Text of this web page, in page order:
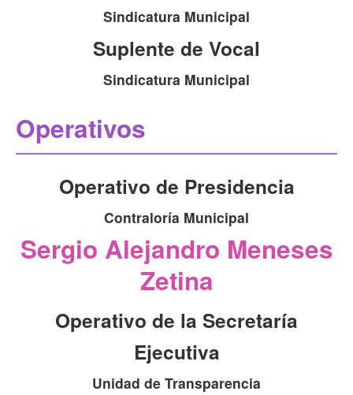
Sindicatura Municipal
Suplente de Vocal
Sindicatura Municipal
Operativos
Operativo de Presidencia
Contraloría Municipal
Sergio Alejandro Meneses
Zetina
Operativo de la Secretaría
Ejecutiva
Unidad de Transparencia